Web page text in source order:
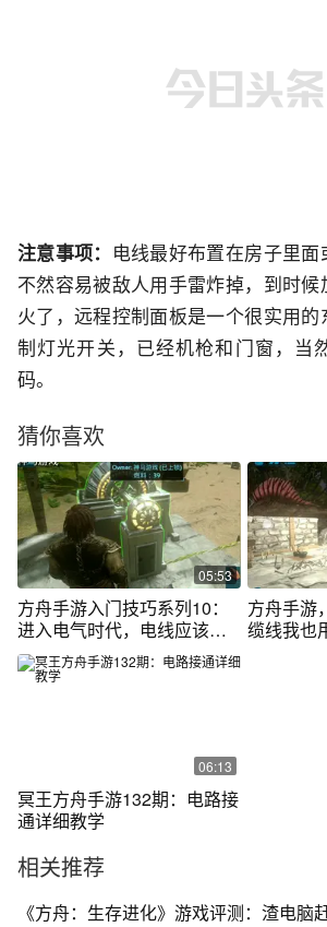
注意事项：
电线最好布置在房子里面
不然容易被敌人用手雷炸掉，到时候
火了，远程控制面板是一个很实用
制灯光开关，已经机枪和门窗，当
码。
猜你喜欢
05:53
方舟手游入门技巧系列10：
进入电气时代，电线应该怎
么接
方舟手游
缆线我也
06:13
冥王方舟手游132期：电路接
通详细教学
相关推荐
《方舟：生存进化》游戏评测：渣电脑